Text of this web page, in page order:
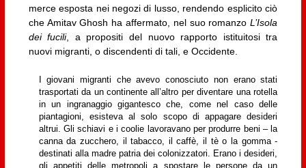
merce esposta nei negozi di lusso, rendendo esplicito ciò
che Amitav Ghosh ha affermato, nel suo romanzoL’Isola
dei fucili, a propositi del nuovo rapporto istituitosi tra
nuovi migranti, o discendenti di tali, e Occidente.
I giovani migranti che avevo conosciuto non erano stati
trasportati da un continente all’altro per diventare una rotella
in un ingranaggio gigantesco che, come nel caso delle
piantagioni, esisteva al solo scopo di appagare desideri
altrui. Gli schiavi e i coolie lavoravano per produrre beni – la
canna da zucchero, il tabacco, il caffè, il tè o la gomma -
destinati alla madre patria dei colonizzatori. Erano i desideri,
gli appetiti delle metropoli a spostare le persone da un